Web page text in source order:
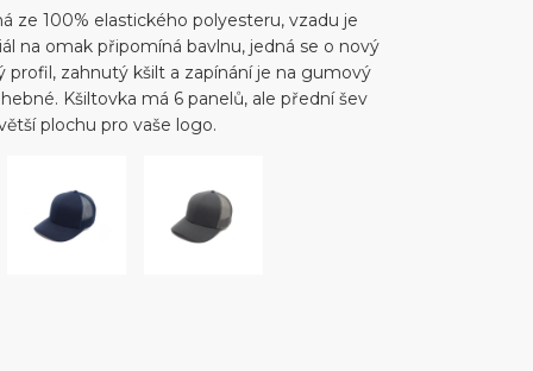
ze 100% elastického polyesteru, vzadu je
na omak připomíná bavlnu, jedná se o nový
profil, zahnutý kšilt a zapínání je na gumový
Kšiltovka má 6 panelů, ale přední šev
plochu pro vaše logo.